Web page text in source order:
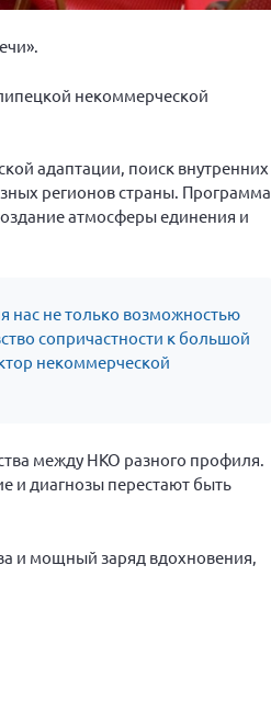
некоммерческой
адаптации, поиск внутренних
регионов страны. Программа
атмосферы единения и
нас не только возможностью
сопричастности к большой
некоммерческой
между НКО разного профиля.
и диагнозы перестают быть
и мощный заряд вдохновения,